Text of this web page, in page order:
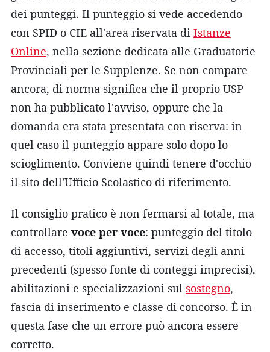
dei punteggi. Il punteggio si vede accedendo
con SPID o CIE all'area riservata di Istanze
Online, nella sezione dedicata alle Graduatorie
Provinciali per le Supplenze. Se non compare
ancora, di norma significa che il proprio USP
non ha pubblicato l'avviso, oppure che la
domanda era stata presentata con riserva: in
quel caso il punteggio appare solo dopo lo
scioglimento. Conviene quindi tenere d'occhio
il sito dell'Ufficio Scolastico di riferimento.
Il consiglio pratico è non fermarsi al totale, ma
controllare voce per voce: punteggio del titolo
di accesso, titoli aggiuntivi, servizi degli anni
precedenti (spesso fonte di conteggi imprecisi),
abilitazioni e specializzazioni sul sostegno,
fascia di inserimento e classe di concorso. È in
questa fase che un errore può ancora essere
corretto.